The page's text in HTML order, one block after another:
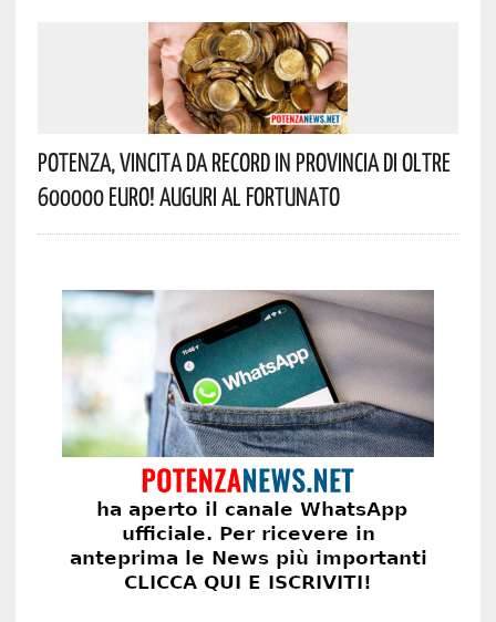
Potenza, Vincita Da Record In Provincia Di Oltre
600000 Euro! Auguri Al Fortunato